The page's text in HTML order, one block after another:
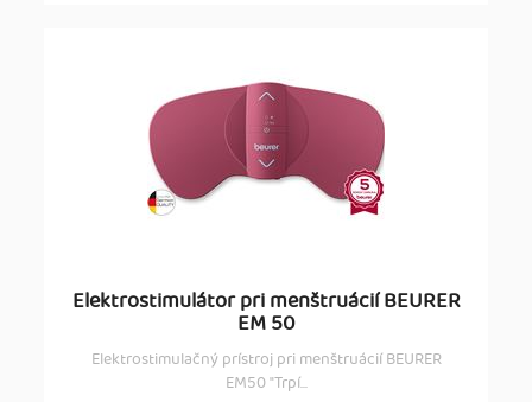
Elektrostimulátor pri menštruácií BEURER
EM 50
Elektrostimulačný prístroj pri menštruácií BEURER
EM50 "Trpí...